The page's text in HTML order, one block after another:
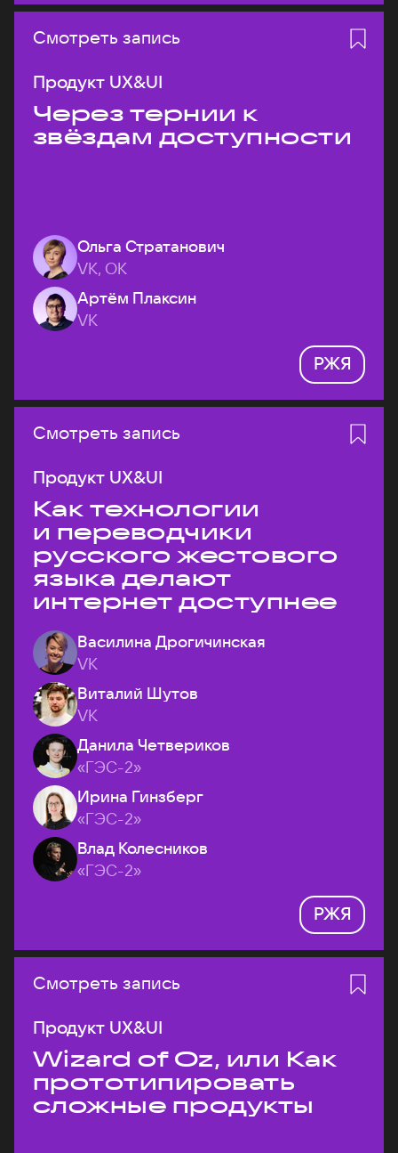
Смотреть запись
Продукт UX&UI
Через тернии к
звёздам доступности
Ольга Стратанович
VK, ОК
Артём Плаксин
VK
РЖЯ
Смотреть запись
Продукт UX&UI
Как технологии
и переводчики
русского жестового
языка делают
интернет доступнее
Василина Дрогичинская
VK
Виталий Шутов
VK
Данила Четвериков
«ГЭС-2»
Ирина Гинзберг
«ГЭС-2»
Влад Колесников
«ГЭС-2»
РЖЯ
Смотреть запись
Продукт UX&UI
Wizard of Oz, или Как
прототипировать
сложные продукты